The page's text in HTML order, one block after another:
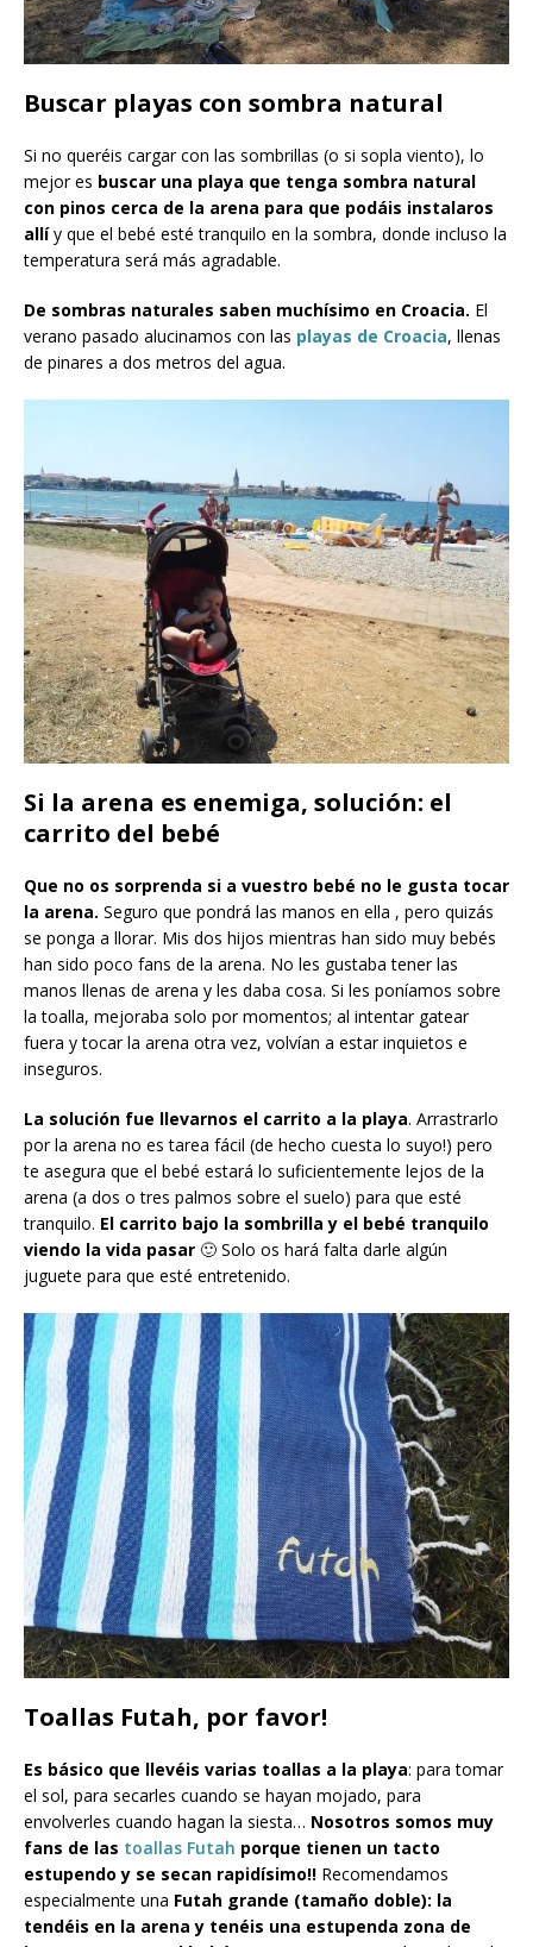
Buscar playas con sombra natural
Si no queréis cargar con las sombrillas (o si sopla viento), lo
mejor es buscar una playa que tenga sombra natural
con pinos cerca de la arena para que podáis instalaros
allíy que el bebé esté tranquilo en la sombra, donde incluso la
temperatura será más agradable.
De sombras naturales saben muchísimo en Croacia. El
verano pasado alucinamos con las playas de Croacia, llenas
de pinares a dos metros del agua.
Si la arena es enemiga, solución: el
carrito del bebé
Que no os sorprenda si a vuestro bebé no le gusta tocar
la arena. Seguro que pondrá las manos en ella , pero quizás
se ponga a llorar. Mis dos hijos mientras han sido muy bebés
han sido poco fans de la arena. No les gustaba tener las
manos llenas de arena y les daba cosa. Si les poníamos sobre
la toalla, mejoraba solo por momentos; al intentar gatear
fuera y tocar la arena otra vez, volvían a estar inquietos e
inseguros.
La solución fue llevarnos el carrito a la playa. Arrastrarlo
por la arena no es tarea fácil (de hecho cuesta lo suyo!) pero
te asegura que el bebé estará lo suficientemente lejos de la
arena (a dos o tres palmos sobre el suelo) para que esté
tranquilo. El carrito bajo la sombrilla y el bebé tranquilo
viendo la vida pasar 🙂 Solo os hará falta darle algún
juguete para que esté entretenido.
Toallas Futah, por favor!
Es básico que llevéis varias toallas a la playa: para tomar
el sol, para secarles cuando se hayan mojado, para
envolverles cuando hagan la siesta… Nosotros somos muy
fans de las toallas Futah porque tienen un tacto
estupendo y se secan rapidísimo!! Recomendamos
especialmente una Futah grande (tamaño doble): la
tendéis en la arena y tenéis una estupenda zona de